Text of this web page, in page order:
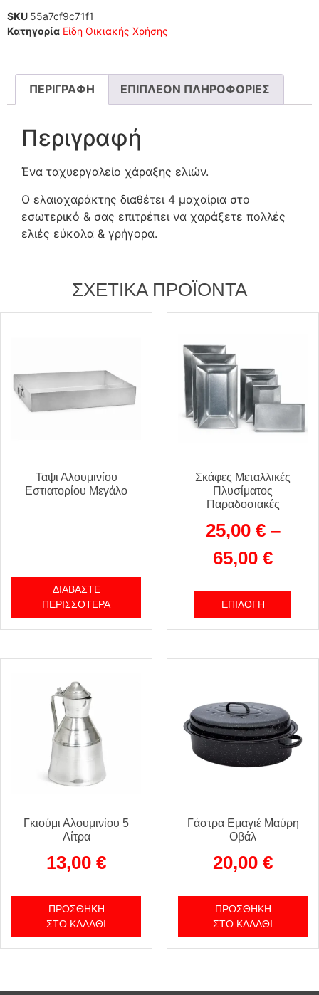
SKU 55a7cf9c71f1
Κατηγορία Είδη Οικιακής Χρήσης
ΠΕΡΙΓΡΑΦΉ ΕΠΙΠΛΈΟΝ ΠΛΗΡΟΦΟΡΊΕΣ
Περιγραφή
Ένα ταχυεργαλείο χάραξης ελιών.
Ο ελαιοχαράκτης διαθέτει 4 μαχαίρια στο
εσωτερικό & σας επιτρέπει να χαράξετε πολλές
ελιές εύκολα & γρήγορα.
ΣΧΕΤΙΚΆ ΠΡΟΪΌΝΤΑ
Ταψι Αλουμινίου
Εστιατορίου Μεγάλο
ΔΙΑΒΆΣΤΕ
ΠΕΡΙΣΣΌΤΕΡΑ
Σκάφες Μεταλλικές
Πλυσίματος
Παραδοσιακές
25,00 € –
65,00 €
ΕΠΙΛΟΓΉ
Γκιούμι Αλουμινίου 5
Λίτρα
13,00 €
ΠΡΟΣΘΉΚΗ
ΣΤΟ ΚΑΛΆΘΙ
Γάστρα Εμαγιέ Μαύρη
Οβάλ
20,00 €
ΠΡΟΣΘΉΚΗ
ΣΤΟ ΚΑΛΆΘΙ